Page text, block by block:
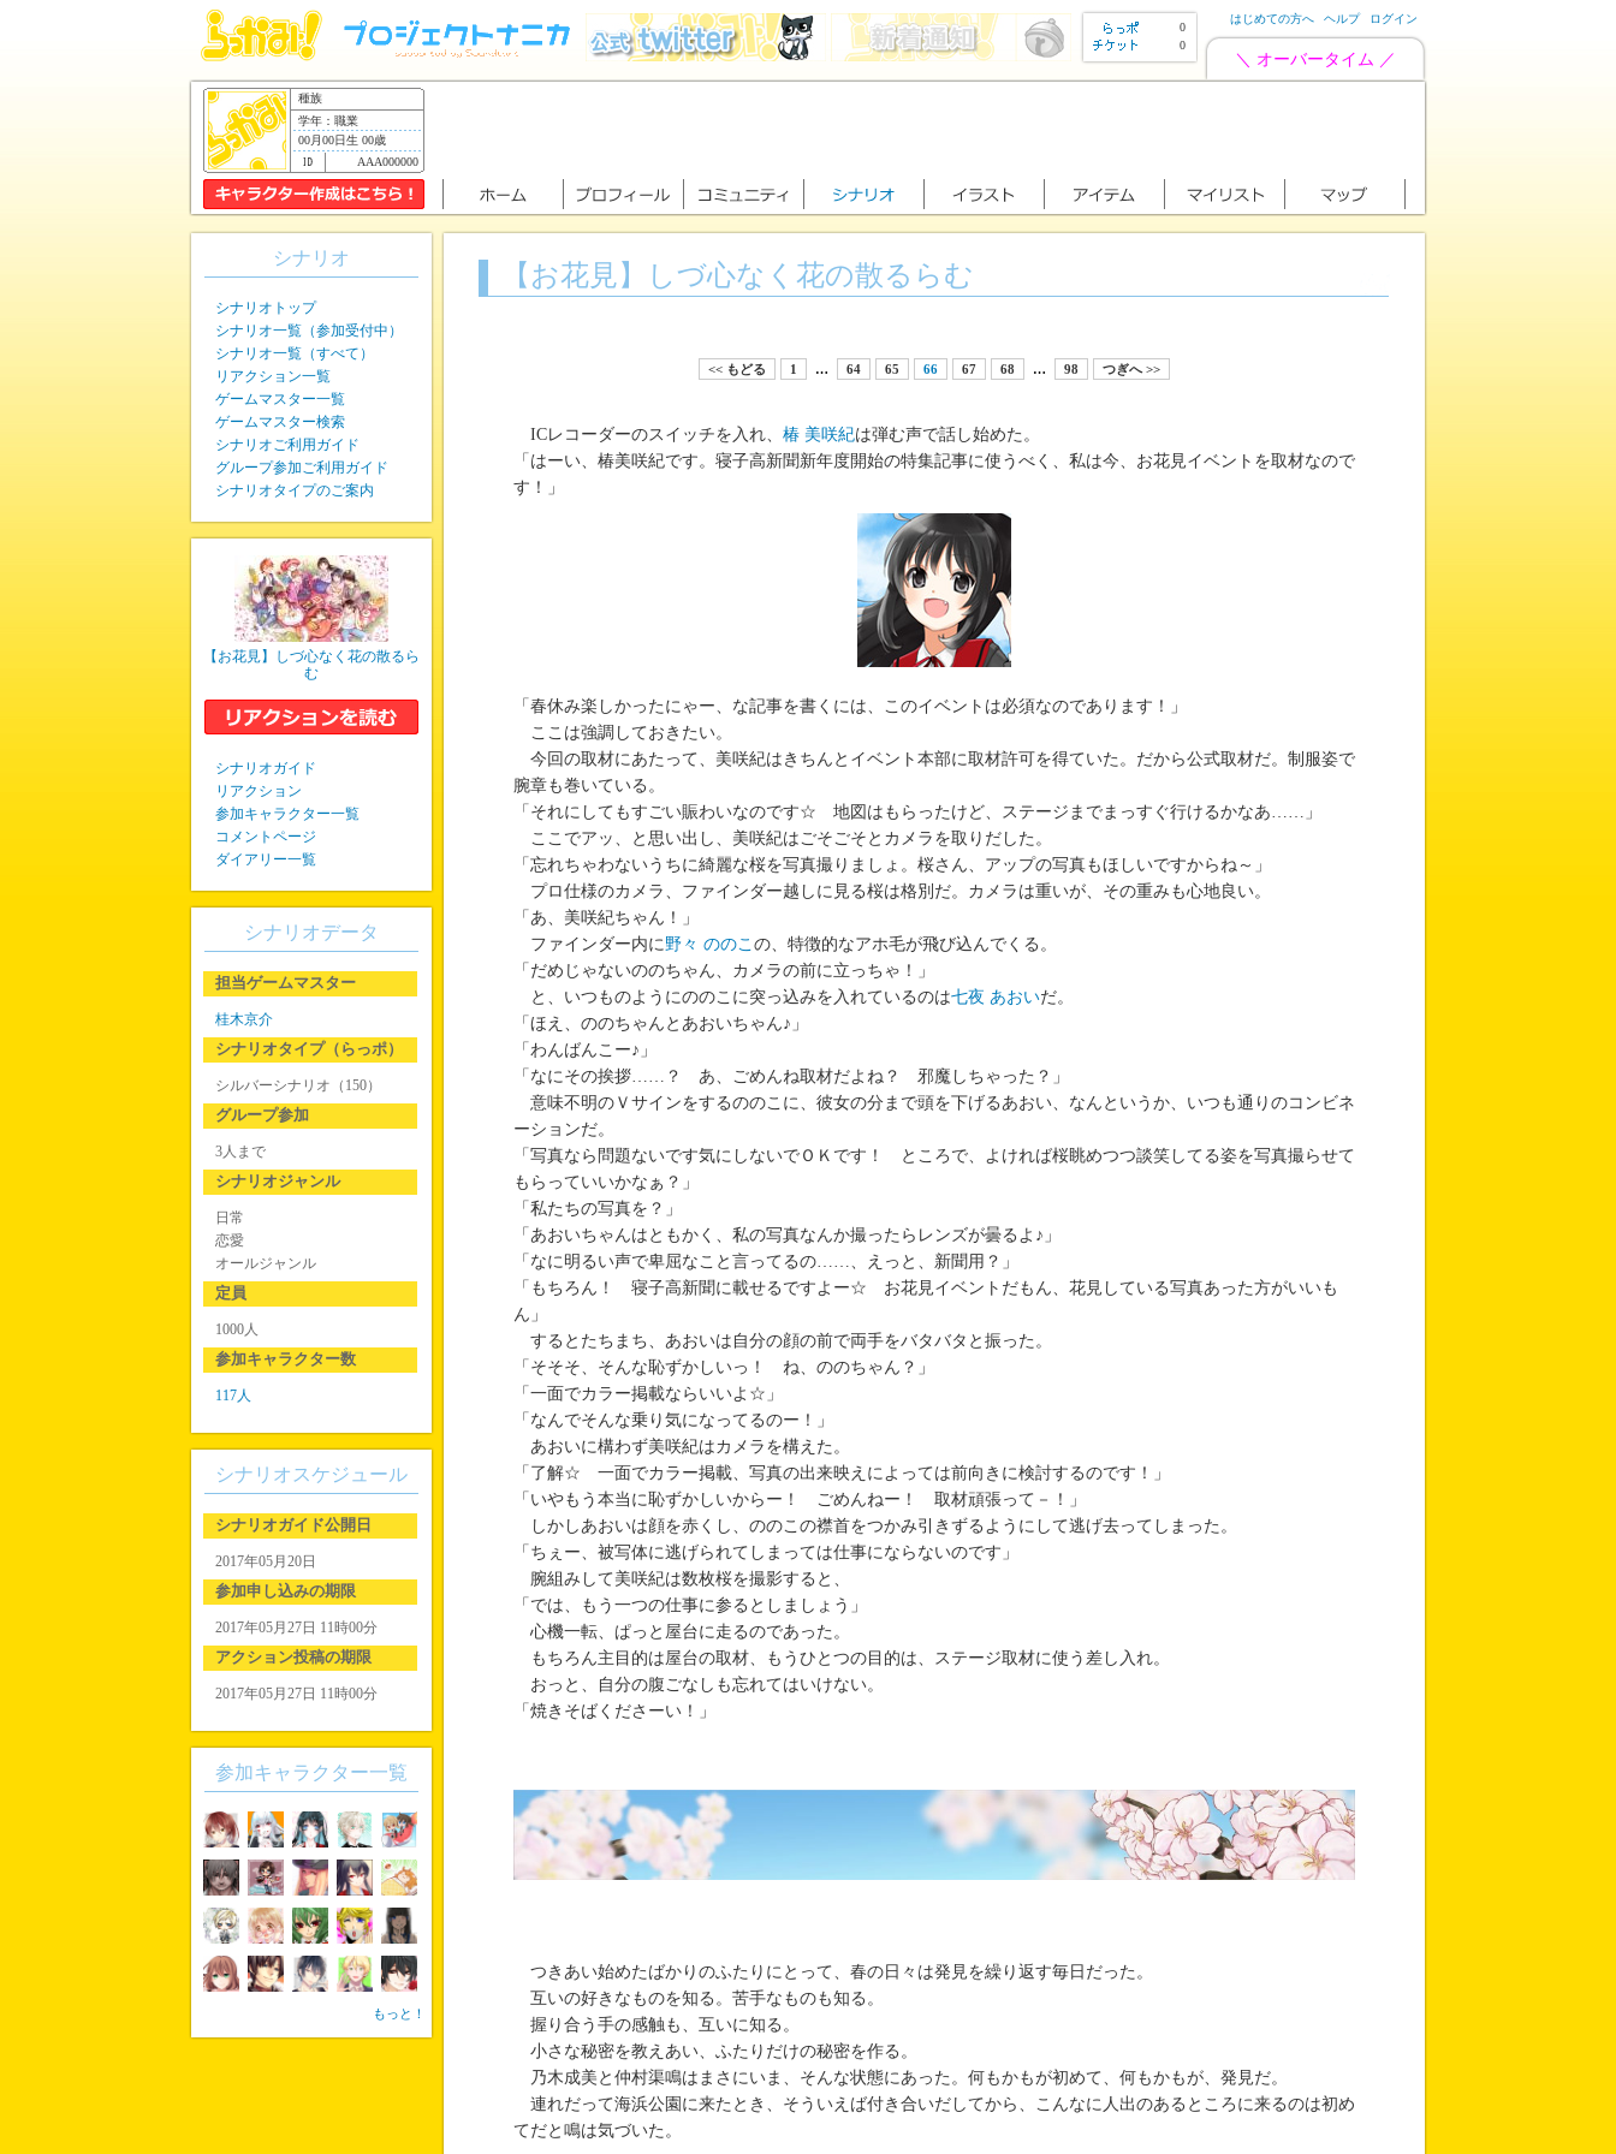
0
0
はじめての方へ ヘルプ ログイン
＼ オーバータイム ／
種族
学年：職業
00月00日生 00歳
AAA000000
【お花見】しづ心なく花の散るらむ
<< もどる 1 … 64 65 66 67 68 … 98 つぎへ >>
ICレコーダーのスイッチを入れ、 椿 美咲紀は弾む声で話し始めた。
「はーい、椿美咲紀です。寝子高新聞新年度開始の特集記事に使うべく、私は今、お花見イベントを取材なので
す！」
「春休み楽しかったにゃー、な記事を書くには、このイベントは必須なのであります！」
ここは強調しておきたい。
今回の取材にあたって、美咲紀はきちんとイベント本部に取材許可を得ていた。だから公式取材だ。制服姿で
腕章も巻いている。
「それにしてもすごい賑わいなのです☆ 地図はもらったけど、ステージまでまっすぐ行けるかなあ……」
ここでアッ、と思い出し、美咲紀はごそごそとカメラを取りだした。
「忘れちゃわないうちに綺麗な桜を写真撮りましょ。桜さん、アップの写真もほしいですからね～」
プロ仕様のカメラ、ファインダー越しに見る桜は格別だ。カメラは重いが、その重みも心地良い。
「あ、美咲紀ちゃん！」
ファインダー内に野々 ののこ の、特徴的なアホ毛が飛び込んでくる。
「だめじゃないののちゃん、カメラの前に立っちゃ！」
と、いつものようにののこに突っ込みを入れているのは七夜 あおいだ。
「ほえ、ののちゃんとあおいちゃん♪」
「わんばんこー♪」
「なにその挨拶……？ あ、ごめんね取材だよね？ 邪魔しちゃった？」
意味不明のＶサインをするののこに、彼女の分まで頭を下げるあおい、なんというか、いつも通りのコンビネ
ーションだ。
「写真なら問題ないです気にしないでＯＫです！ ところで、よければ桜眺めつつ談笑してる姿を写真撮らせて
もらっていいかなぁ？」
「私たちの写真を？」
「あおいちゃんはともかく、私の写真なんか撮ったらレンズが曇るよ♪」
「なに明るい声で卑屈なこと言ってるの……、えっと、新聞用？」
「もちろん！ 寝子高新聞に載せるですよー☆ お花見イベントだもん、花見している写真あった方がいいも
ん」
するとたちまち、あおいは自分の顔の前で両手をバタバタと振った。
「そそそ、そんな恥ずかしいっ！ ね、ののちゃん？」
「一面でカラー掲載ならいいよ☆」
「なんでそんな乗り気になってるのー！」
あおいに構わず美咲紀はカメラを構えた。
「了解☆ 一面でカラー掲載、写真の出来映えによっては前向きに検討するのです！」
「いやもう本当に恥ずかしいからー！ ごめんねー！ 取材頑張って－！」
しかしあおいは顔を赤くし、ののこの襟首をつかみ引きずるようにして逃げ去ってしまった。
「ちぇー、被写体に逃げられてしまっては仕事にならないのです」
腕組みして美咲紀は数枚桜を撮影すると、
「では、もう一つの仕事に参るとしましょう」
心機一転、ぱっと屋台に走るのであった。
もちろん主目的は屋台の取材、もうひとつの目的は、ステージ取材に使う差し入れ。
おっと、自分の腹ごなしも忘れてはいけない。
「焼きそばくださーい！」
つきあい始めたばかりのふたりにとって、春の日々は発見を繰り返す毎日だった。
互いの好きなものを知る。苦手なものも知る。
握り合う手の感触も、互いに知る。
小さな秘密を教えあい、ふたりだけの秘密を作る。
乃木成美と仲村渠鳴はまさにいま、そんな状態にあった。何もかもが初めて、何もかもが、発見だ。
連れだって海浜公園に来たとき、そういえば付き合いだしてから、こんなに人出のあるところに来るのは初め
てだと鳴は気づいた。
シナリオ
シナリオトップ
シナリオ一覧（参加受付中）
シナリオ一覧（すべて）
リアクション一覧
ゲームマスター一覧
ゲームマスター検索
シナリオご利用ガイド
グループ参加ご利用ガイド
シナリオタイプのご案内
【お花見】しづ心なく花の散るら
む
シナリオガイド
リアクション
参加キャラクター一覧
コメントページ
ダイアリー一覧
シナリオデータ
担当ゲームマスター
桂木京介
シナリオタイプ（らっポ）
シルバーシナリオ（150）
グループ参加
3人まで
シナリオジャンル
日常
恋愛
オールジャンル
定員
1000人
参加キャラクター数
117人
シナリオスケジュール
シナリオガイド公開日
2017年05月20日
参加申し込みの期限
2017年05月27日 11時00分
アクション投稿の期限
2017年05月27日 11時00分
参加キャラクター一覧
もっと！